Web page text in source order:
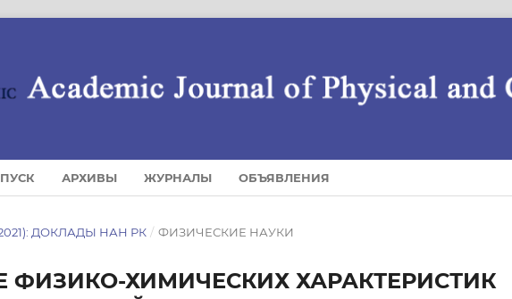
АРХИВЫ ЖУРНАЛЫ ОБЪЯВЛЕНИЯ
ДОКЛАДЫ НАН РК / ФИЗИЧЕСКИЕ НАУКИ
ФИЗИКО-ХИМИЧЕСКИХ ХАРАКТЕРИСТИК